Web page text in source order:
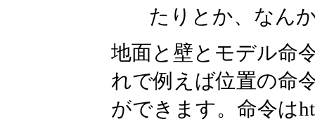
たりとか、なん
地面と壁とモデル命
れで例えば位置の命
ができます。命令は